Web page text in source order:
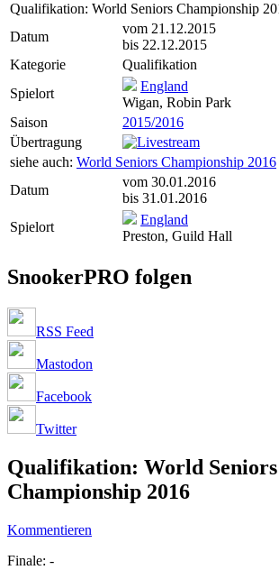
Qualifikation: World Seniors Championship
Datum
vom 21.12.2015
bis 22.12.2015
Kategorie
Qualifikation
Spielort
England
Wigan, Robin Park
Saison
2015/2016
Übertragung
siehe auch: World Seniors Championship 2016
Datum
vom 30.01.2016
bis 31.01.2016
Spielort
England
Preston, Guild Hall
SnookerPRO folgen
RSS Feed
Mastodon
Facebook
Twitter
Qualifikation: World Seniors
Championship 2016
Kommentieren
Finale: -